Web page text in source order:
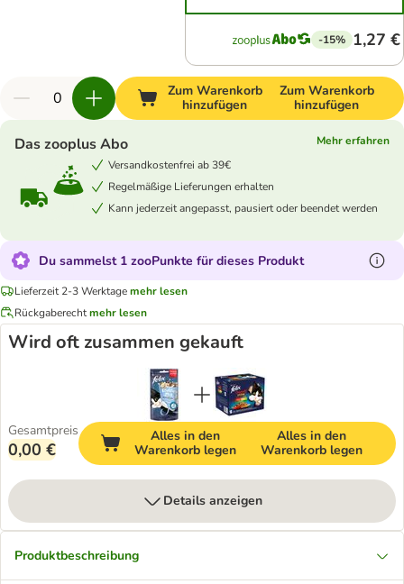
-15% 1,27 €
Zum Warenkorb
hinzufügen
Zum Warenkorb
hinzufügen
Das zooplus Abo
Mehr erfahren
Versandkostenfrei ab 39€
Regelmäßige Lieferungen erhalten
Kann jederzeit angepasst, pausiert oder beendet werden
Du sammelst 1 zooPunkte für dieses Produkt
Lieferzeit 2-3 Werktagemehr lesen
Rückgaberechtmehr lesen
Wird oft zusammen gekauft
Gesamtpreis
0,00 €
Alles in den
Warenkorb legen
Alles in den
Warenkorb legen
Details anzeigen
Produktbeschreibung